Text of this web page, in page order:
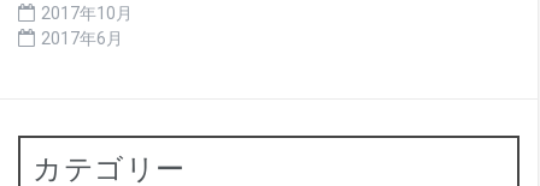
2017年10月
2017年6月
カテゴリー